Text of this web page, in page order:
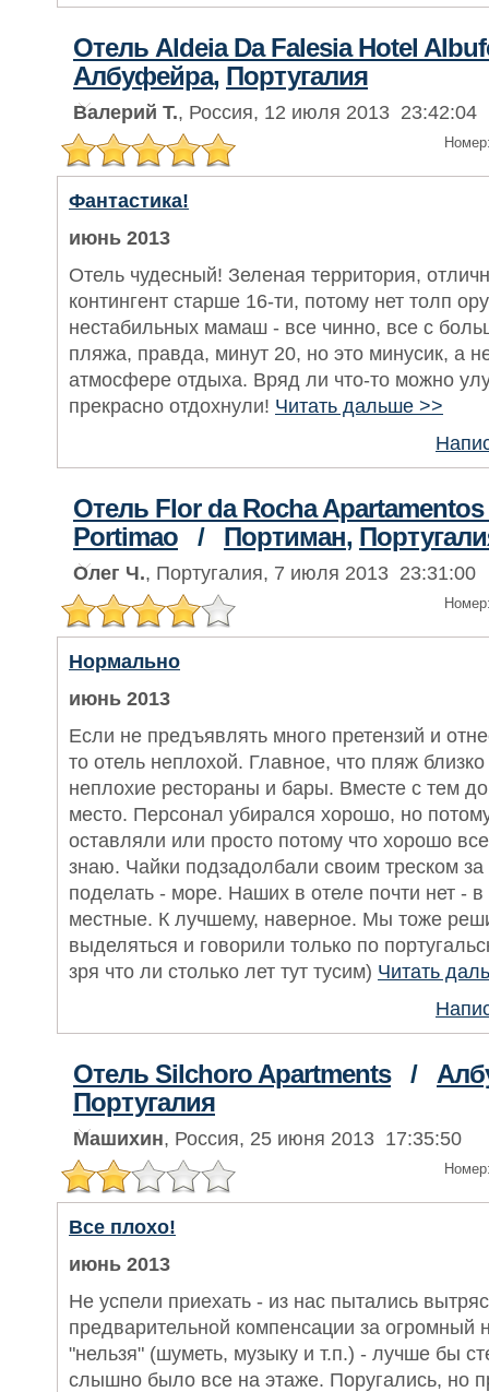
Отель Aldeia Da Falesia Hotel
Албуфейра, Португалия
Валерий Т., Россия, 12 июля 2013 23:42:04
Фантастика!
июнь 2013
Отель чудесный! Зеленая территория,
контингент старше 16-ти, потому нет толп
нестабильных мамаш - все чинно, все с
пляжа, правда, минут 20, но это минусик, а
атмосфере отдыха. Вряд ли что-то можно
прекрасно отдохнули! Читать дальше >>
Отель Flor da Rocha
Portimao / Портиман,
Олег Ч., Португалия, 7 июля 2013 23:31:00
Нормально
июнь 2013
Если не предъявлять много претензий и
то отель неплохой. Главное, что пляж
неплохие рестораны и бары. Вместе с тем
место. Персонал убирался хорошо, но
оставляли или просто потому что хорошо
знаю. Чайки подзадолбали своим треском за
поделать - море. Наших в отеле почти нет -
местные. К лучшему, наверное. Мы тоже
выделяться и говорили только по
зря что ли столько лет тут тусим) Читать
Отель Silchoro Apartments/
Португалия
Машихин, Россия, 25 июня 2013 17:35:50
Все плохо!
июнь 2013
Не успели приехать - из нас пытались
предварительной компенсации за огромный
"нельзя" (шуметь, музыку и т.п.) - лучше бы
слышно было все на этаже. Поругались, но